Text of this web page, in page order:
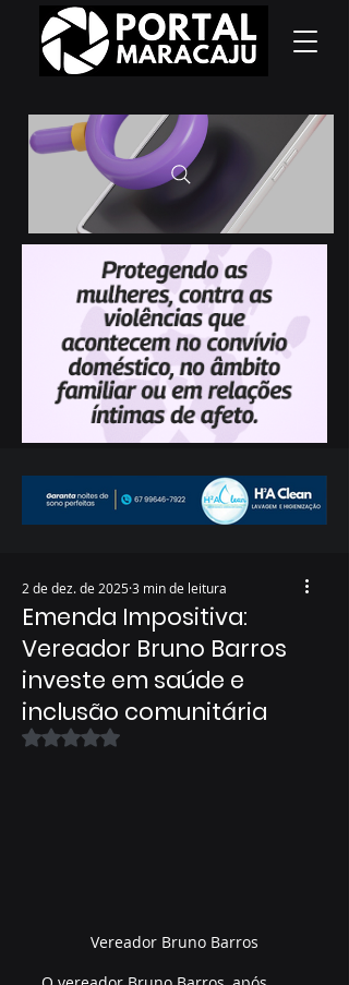
Emenda Impositiva:
Vereador Bruno Barros
investe em saúde e
inclusão comunitária
2 de dez. de 20253 min de leitura
Avaliado com NaN de 5 estrelas.
Vereador Bruno Barros